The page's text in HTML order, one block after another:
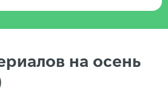
на осень